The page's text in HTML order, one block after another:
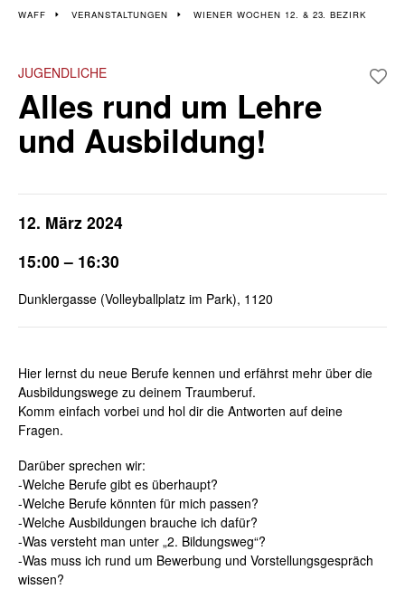
Veranstaltungen im 12.
und 23. Bezirk
Wiener Wochen für Beruf und Weiterbildung | 7. März - 22. März
WAFF VERANSTALTUNGEN WIENER WOCHEN 12. & 23. BEZIRK
JUGENDLICHE
Alles rund um Lehre
und Ausbildung!
12. März 2024
15:00 – 16:30
Dunklergasse (Volleyballplatz im Park), 1120
Hier lernst du neue Berufe kennen und erfährst mehr über die
Ausbildungswege zu deinem Traumberuf.
Komm einfach vorbei und hol dir die Antworten auf deine
Fragen.
Darüber sprechen wir:
-Welche Berufe gibt es überhaupt?
-Welche Berufe könnten für mich passen?
-Welche Ausbildungen brauche ich dafür?
-Was versteht man unter „2. Bildungsweg“?
-Was muss ich rund um Bewerbung und Vorstellungsgespräch
wissen?